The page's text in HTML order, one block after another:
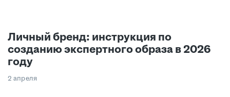
Личный бренд: инструкция по
созданию экспертного образа в 2026
году
2 апреля